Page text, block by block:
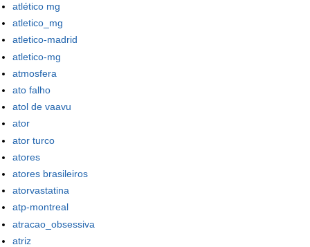
atlético mg
atletico_mg
atletico-madrid
atletico-mg
atmosfera
ato falho
atol de vaavu
ator
ator turco
atores
atores brasileiros
atorvastatina
atp-montreal
atracao_obsessiva
atriz